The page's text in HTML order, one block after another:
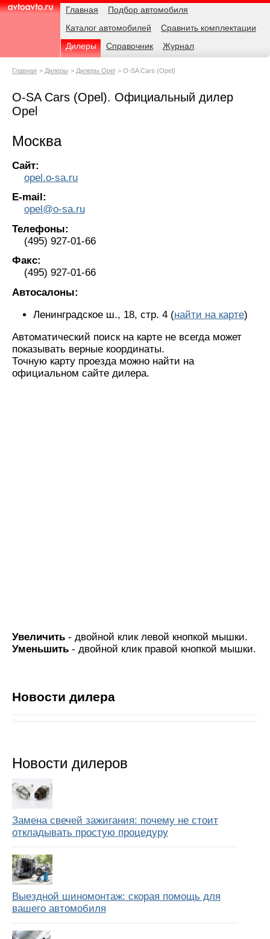
AvtoAvto.ru
Навигация Главная
Подбор автомобиля
Каталог автомобилей
Сравнить комплектации
Дилеры
Справочник Журнал
Родительские
Главная Дилеры Дилеры Opel O-SA Cars (Opel)
O-SA Cars (Opel). Официальный дилер
Opel
Москва
Сайт:
opel.o-sa.ru
E-mail:
opel@o-sa.ru
Телефоны:
(495) 927-01-66
Факс:
(495) 927-01-66
Автосалоны:
Ленинградское ш., 18, стр. 4 (найти на карте)
Автоматический поиск на карте не всегда может
показывать верные координаты.
Точную карту проезда можно найти на
официальном сайте дилера.
Увеличить - двойной клик левой кнопкой мышки.
Уменьшить - двойной клик правой кнопкой мышки.
Новости дилера
Новости дилеров
Замена свечей зажигания: почему не стоит
откладывать простую процедуру
Выездной шиномонтаж: скорая помощь для
вашего автомобиля